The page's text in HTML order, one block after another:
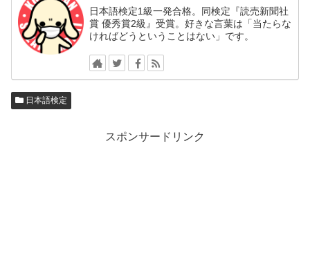
日本語検定1級一発合格。同検定『読売新聞社
賞 優秀賞2級』受賞。好きな言葉は「当たらな
ければどうということはない」です。
日本語検定
スポンサードリンク